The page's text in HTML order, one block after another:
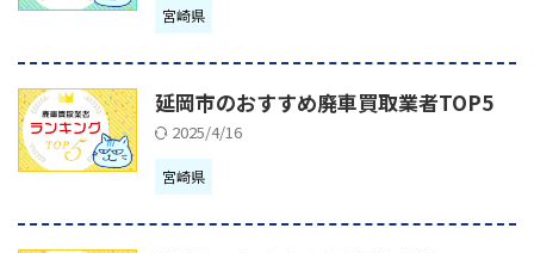
宮崎県
延岡市のおすすめ廃車買取業者TOP5
2025/4/16
宮崎県